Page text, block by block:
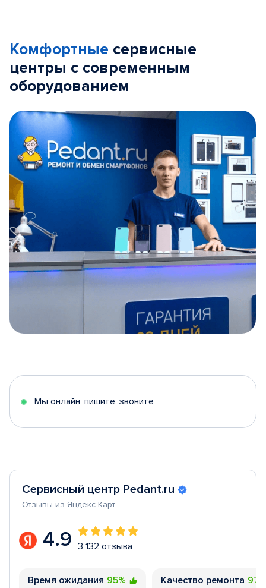
Комфортные сервисные
центры с современным
оборудованием
5
Мы онлайн, пишите, звоните
Сервисный центр Pedant.ru
Отзывы из Яндекс Карт
4.9 3 132 отзыва
Время ожидания 95% Качество ремонта